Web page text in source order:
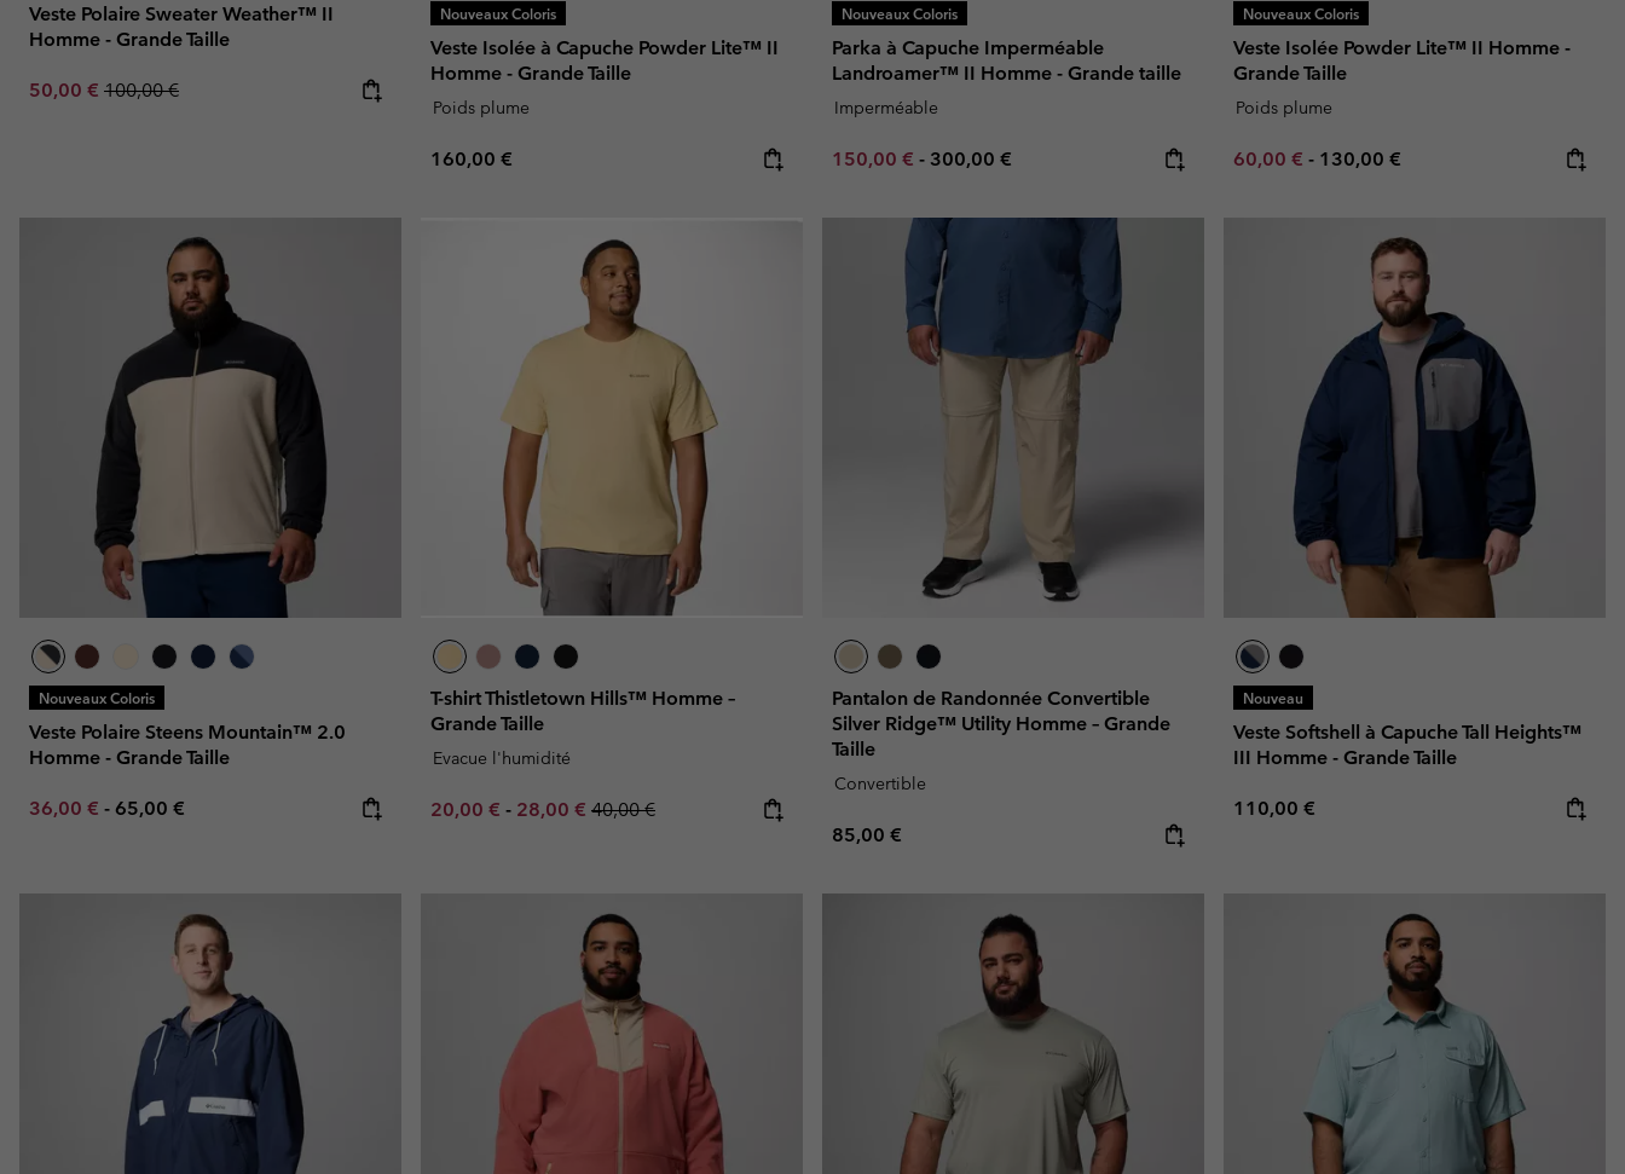
Veste Polaire Sweater Weather™ II
Homme - Grande Taille
Sale price:
50,00 € Regular price:
100,00 €
Nouveaux Coloris
Veste Isolée à Capuche Powder Lite™ II
Homme - Grande Taille
Poids plume
Regular price:
160,00 €
Nouveaux Coloris
Parka à Capuche Imperméable
Landroamer™ II Homme - Grande taille
Imperméable
Minimum sale price:
150,00 € - Maximum price:
300,00 €
Nouveaux Coloris
Veste Isolée Powder Lite™ II Homme -
Grande Taille
Poids plume
Minimum sale price:
60,00 € - Maximum price:
130,00 €
Nouveaux Coloris
Veste Polaire Steens Mountain™ 2.0
Homme - Grande Taille
Minimum sale price:
36,00 € - Maximum price:
65,00 €
T-shirt Thistletown Hills™ Homme –
Grande Taille
Evacue l'humidité
Minimum sale price:
20,00 € - Maximum sale price:
28,00 € Regular price:
40,00 €
Pantalon de Randonnée Convertible
Silver Ridge™ Utility Homme – Grande
Taille
Convertible
Regular price:
85,00 €
Nouveau
Veste Softshell à Capuche Tall Heights™
III Homme - Grande Taille
Regular price:
110,00 €